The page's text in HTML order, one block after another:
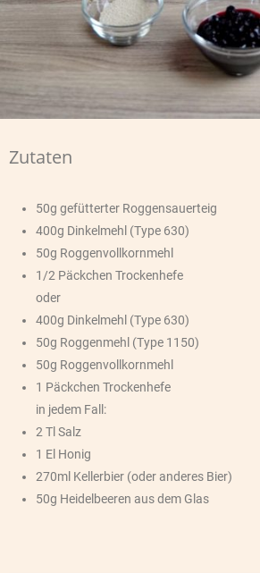
Zutaten
50g gefütterter Roggensauerteig
400g Dinkelmehl (Type 630)
50g Roggenvollkornmehl
1/2 Päckchen Trockenhefe
oder
400g Dinkelmehl (Type 630)
50g Roggenmehl (Type 1150)
50g Roggenvollkornmehl
1 Päckchen Trockenhefe
in jedem Fall:
2 Tl Salz
1 El Honig
270ml Kellerbier (oder anderes Bier)
50g Heidelbeeren aus dem Glas